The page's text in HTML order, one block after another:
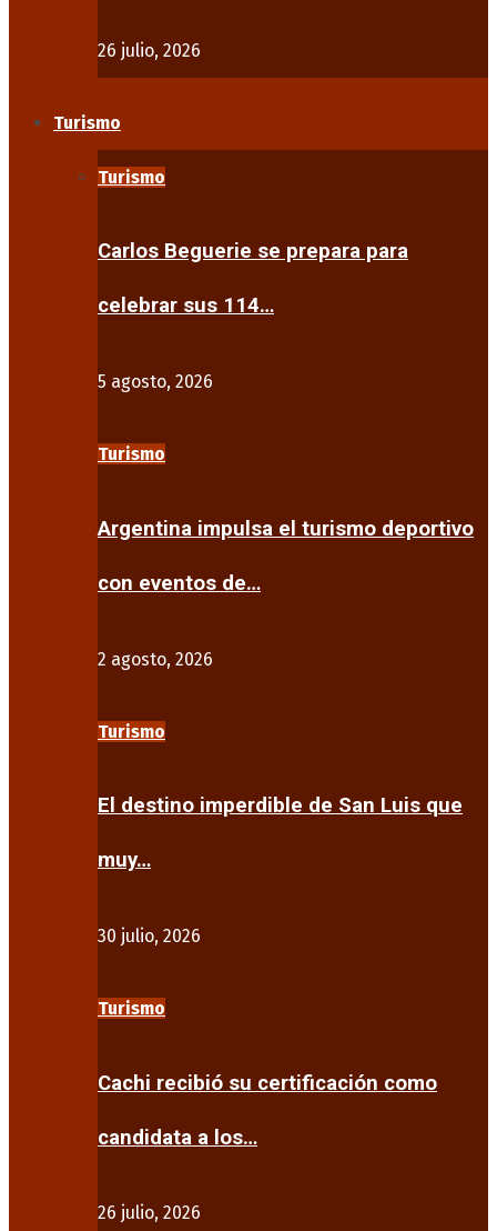
26 julio, 2026
Turismo
Turismo
Carlos Beguerie se prepara para
celebrar sus 114…
5 agosto, 2026
Turismo
Argentina impulsa el turismo deportivo
con eventos de…
2 agosto, 2026
Turismo
El destino imperdible de San Luis que
muy…
30 julio, 2026
Turismo
Cachi recibió su certificación como
candidata a los…
26 julio, 2026